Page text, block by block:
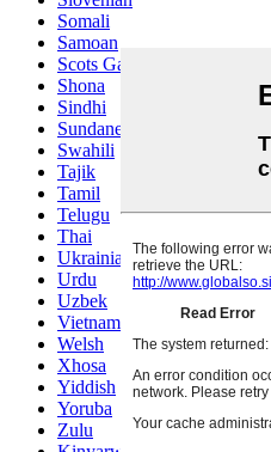
Somali
Samoan
Scots Gaelic
Shona
Sindhi
Sundanese
Swahili
Tajik
Tamil
Telugu
Thai
Ukrainian
Urdu
Uzbek
Vietnamese
Welsh
Xhosa
Yiddish
Yoruba
Zulu